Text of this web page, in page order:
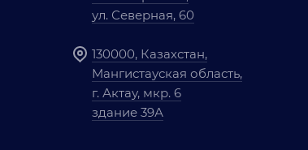
ул. Северная, 60
130000, Казахстан,
Мангистауская область,
г. Актау, мкр. 6
здание 39А